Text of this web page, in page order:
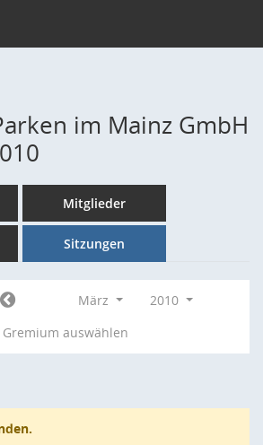
im Mainz GmbH
Mitglieder
Sitzungen
März
2010
Gremium auswählen